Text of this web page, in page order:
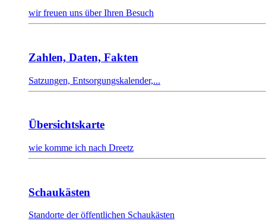
wir freuen uns über Ihren Besuch
Zahlen, Daten, Fakten
Satzungen, Entsorgungskalender,...
Übersichtskarte
wie komme ich nach Dreetz
Schaukästen
Standorte der öffentlichen Schaukästen